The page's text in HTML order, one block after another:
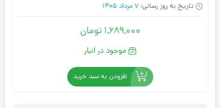
تاریخ به روز رسانی: 7 مرداد 1405
1,689,000 تومان
موجود در انبار
افزودن به سبد خرید